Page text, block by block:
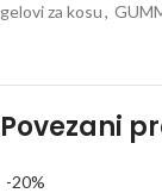
gelovi za kosu,
Povezani
-20%